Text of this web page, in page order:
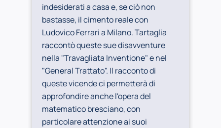
indesiderati a casa e, se ciò non
bastasse, il cimento reale con
Ludovico Ferrari a Milano. Tartaglia
raccontò queste sue disavventure
nella "Travagliata Inventione" e nel
"General Trattato". Il racconto di
queste vicende ci permetterà di
approfondire anche l'opera del
matematico bresciano, con
particolare attenzione ai suoi